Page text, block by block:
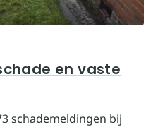
en vaste
schademeldingen bij